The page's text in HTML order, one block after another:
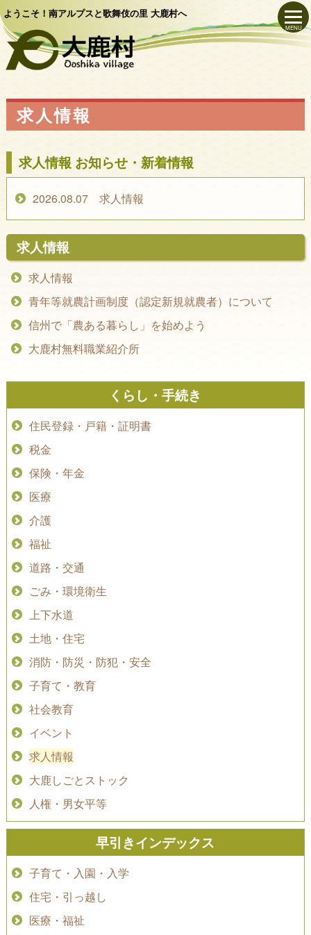
ようこそ！南アルプスと歌舞伎の里 大鹿村へ
MENU
求人情報
求人情報 お知らせ・新着情報
2026.08.07 求人情報
求人情報
求人情報
青年等就農計画制度（認定新規就農者）について
信州で「農ある暮らし」を始めよう
大鹿村無料職業紹介所
くらし・手続き
住民登録・戸籍・証明書
税金
保険・年金
医療
介護
福祉
道路・交通
ごみ・環境衛生
上下水道
土地・住宅
消防・防災・防犯・安全
子育て・教育
社会教育
イベント
求人情報
大鹿しごとストック
人権・男女平等
早引きインデックス
子育て・入園・入学
住宅・引っ越し
医療・福祉